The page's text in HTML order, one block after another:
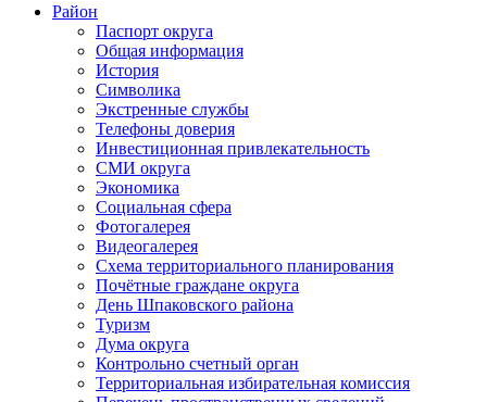
Район
Паспорт округа
Общая информация
История
Символика
Экстренные службы
Телефоны доверия
Инвестиционная привлекательность
СМИ округа
Экономика
Социальная сфера
Фотогалерея
Видеогалерея
Схема территориального планирования
Почётные граждане округа
День Шпаковского района
Туризм
Дума округа
Контрольно счетный орган
Территориальная избирательная комиссия